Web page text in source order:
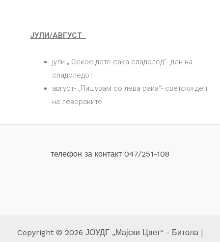
ЈУЛИ/АВГУСТ
јули „ Секое дете сака сладолед“- ден на
сладоледот
август- „Пишувам со лева рака“- светски ден
на левораките
телефон за контакт 047/251-108
Copyright © 2026 ЈОУДГ „Мајски Цвет“ - Битола |